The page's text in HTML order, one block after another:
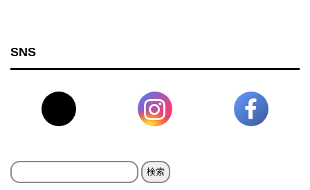
SNS
検